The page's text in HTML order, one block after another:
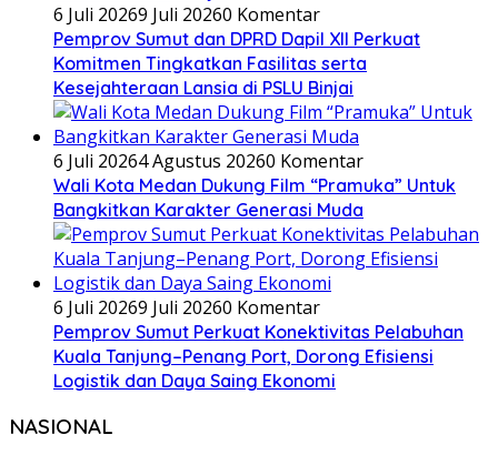
6 Juli 20269 Juli 20260 Komentar
Pemprov Sumut dan DPRD Dapil XII Perkuat
Komitmen Tingkatkan Fasilitas serta
Kesejahteraan Lansia di PSLU Binjai
6 Juli 20264 Agustus 20260 Komentar
Wali Kota Medan Dukung Film “Pramuka” Untuk
Bangkitkan Karakter Generasi Muda
6 Juli 20269 Juli 20260 Komentar
Pemprov Sumut Perkuat Konektivitas Pelabuhan
Kuala Tanjung–Penang Port, Dorong Efisiensi
Logistik dan Daya Saing Ekonomi
NASIONAL